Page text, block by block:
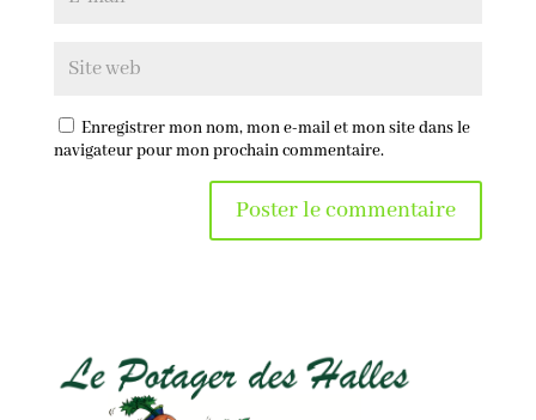
Enregistrer mon nom, mon e-mail et mon site dans le
navigateur pour mon prochain commentaire.